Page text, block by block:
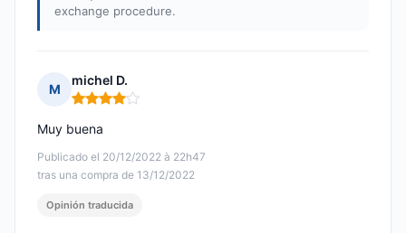
exchange procedure.
M
michel D.
Nota: 4 de 5
Publicado el 20/12/2022 à 22h47
tras una compra de 13/12/2022
Muy buena
Opinión traducida